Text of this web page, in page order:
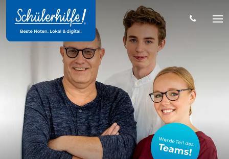
Hauptinhalt
Werde Teil des
Teams!